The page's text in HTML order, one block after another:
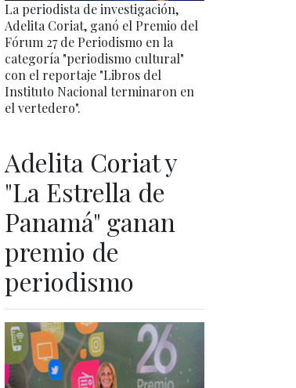
La periodista de investigación,
Adelita Coriat, ganó el Premio del
Fórum 27 de Periodismo en la
categoría "periodismo cultural"
con el reportaje "Libros del
Instituto Nacional terminaron en
el vertedero".
Adelita Coriat y
"La Estrella de
Panamá" ganan
premio de
periodismo